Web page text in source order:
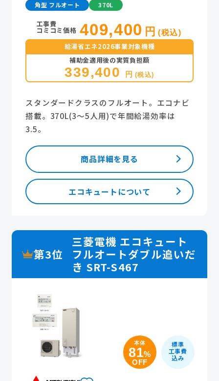
角型 フルオート 370L
スタンダードクラスのフルオート。エコナビ
搭載。370L(3～5人用)で年間給湯効率は
3.5。
給湯省エネ2026事業対象機種
補助金適用後の実質負担額
339,400 円 (税込)
工事費
コミコミ価格 409,400 円 (税込)
商品詳細を見る
エコキュートについて
第3位
三菱電機 エコキュート
フルオートダブル追いだ
き SRT-S467
本体
81%
OFF
標準
工事費
込み